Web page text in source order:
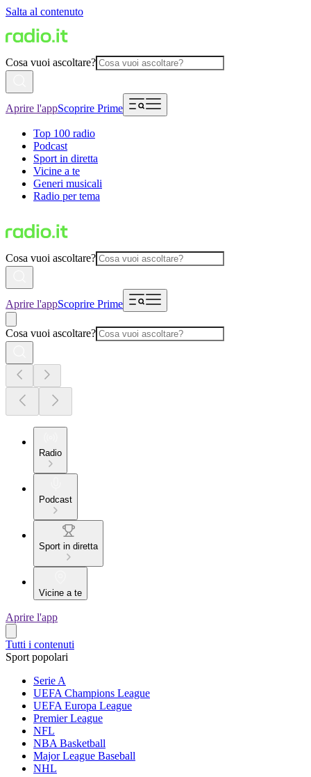
Salta al contenuto
Cosa vuoi ascoltare?
Aprire l'appScoprire Prime
Top 100 radio
Podcast
Sport in diretta
Vicine a te
Generi musicali
Radio per tema
Cosa vuoi ascoltare?
Aprire l'appScoprire Prime
Cosa vuoi ascoltare?
Radio
Podcast
Sport in diretta
Vicine a te
Aprire l'app
Tutti i contenuti
Sport popolari
Serie A
UEFA Champions League
UEFA Europa League
Premier League
NFL
NBA Basketball
Major League Baseball
NHL